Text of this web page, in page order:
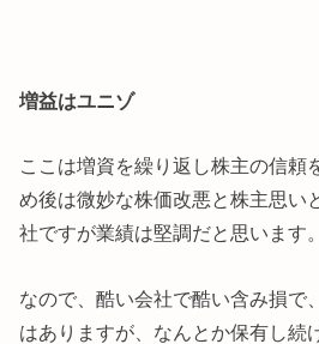
増益はユニゾ
ここは増資を繰り返し株主の信頼
め後は微妙な株価改悪と株主思い
社ですが業績は堅調だと思います。
なので、酷い会社で酷い含み損で
はありますが、なんとか保有し続